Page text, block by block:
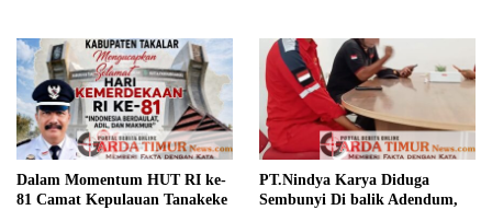
Dalam Momentum HUT RI ke-
81 Camat Kepulauan Tanakeke
PT.Nindya Karya Diduga
Sembunyi Di balik Adendum,